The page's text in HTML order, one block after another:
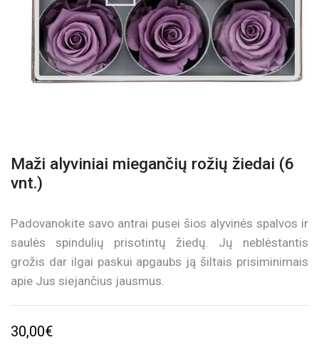
Maži alyviniai miegančių rožių žiedai (6
vnt.)
Padovanokite savo antrai pusei šios alyvinės spalvos ir
saulės spindulių prisotintų žiedų. Jų neblėstantis
grožis dar ilgai paskui apgaubs ją šiltais prisiminimais
apie Jus siejančius jausmus.
30,00€